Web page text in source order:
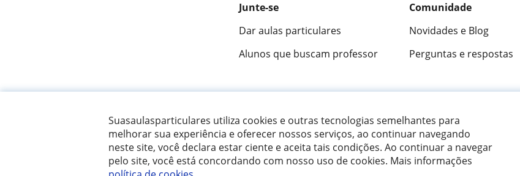
Suasaulasparticulares utiliza cookies e outras tecnologias semelhantes para
melhorar sua experiência e oferecer nossos serviços, ao continuar navegando
neste site, você declara estar ciente e aceita tais condições. Ao continuar a navegar
pelo site, você está concordando com nosso uso de cookies. Mais informações
Junte-se
Dar aulas particulares
Alunos que buscam professor
Comunidade
Novidades e Blog
Perguntas e respostas
© 2007 - 2026 Suas aulas particulares